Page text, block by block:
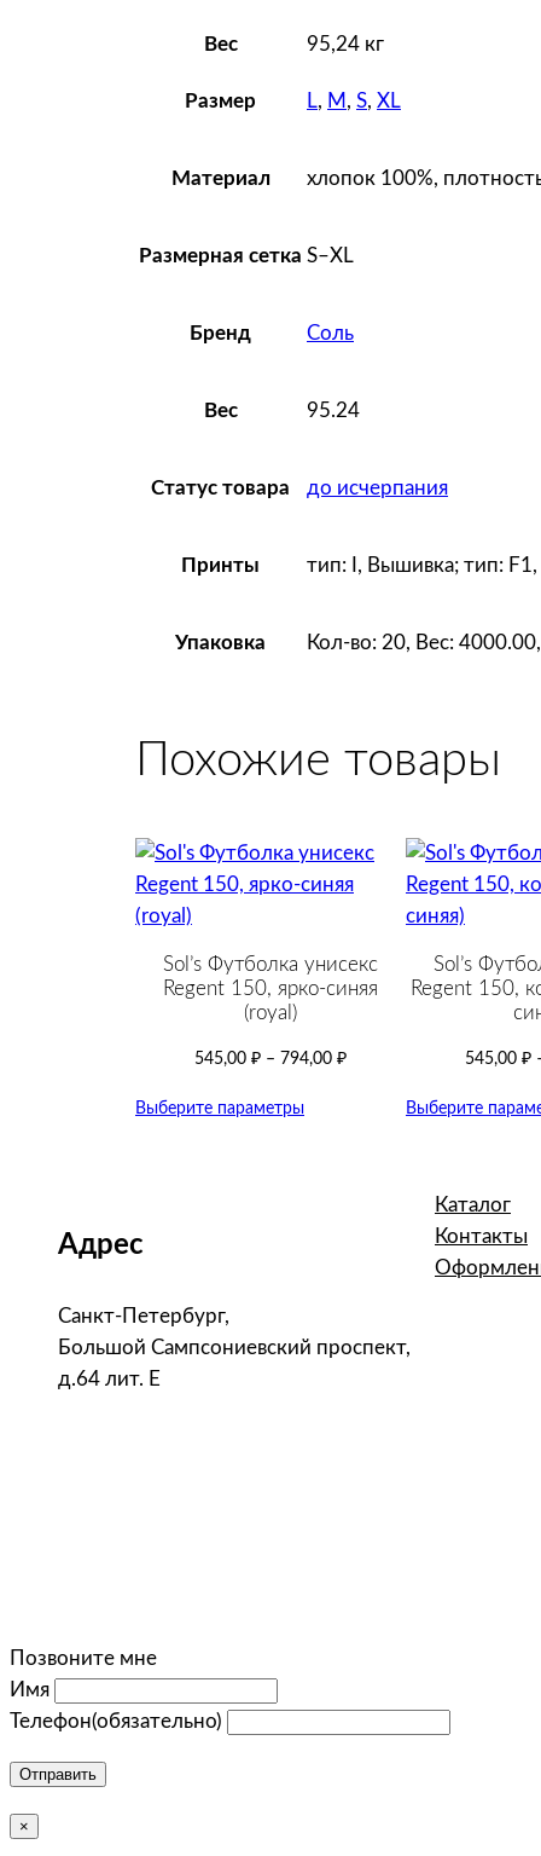
Вес 95,24 кг
Размер L, M , S, XL
Материал хлопок 100%,
Размерная сетка S–XL
Бренд Соль
Вес 95.24
Статус товара до исчерпания
Принты тип: I, Вышивка; тип:
Упаковка Кол-во: 20, Вес:
Похожие товары
Sol’s Футболка унисекс
Regent 150, ярко-синяя
(royal)
545,00 ₽ – 794,00 ₽
Выберите параметры
Sol’s
Regent 150,
545,00 ₽
Выберите
Адрес
Санкт-Петербург,
Большой Сампсониевский проспект,
д.64 лит. Е
Каталог
Контакты
Позвоните мне
Имя
Телефон(обязательно)
Отправить
×